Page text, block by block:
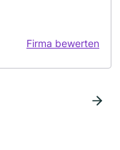
Firma bewerten